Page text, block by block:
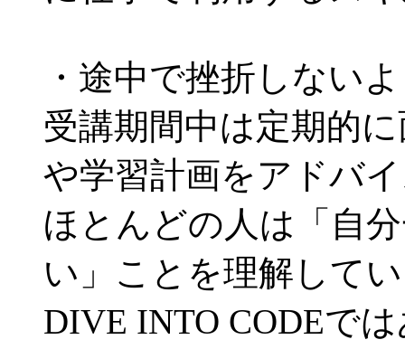
・途中で挫折しない
受講期間中は定期的
や学習計画をアドバ
ほとんどの人は「自
い」ことを理解して
DIVE INTO CODEで